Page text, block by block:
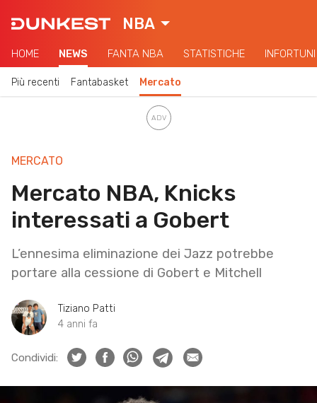
NBA
HOME NEWS FANTA NBA STATISTICHE INFORTUNI
Più recenti Fantabasket Mercato
MERCATO
Mercato NBA, Knicks
interessati a Gobert
L’ennesima eliminazione dei Jazz potrebbe
portare alla cessione di Gobert e Mitchell
Tiziano Patti
4 anni fa
Condividi: